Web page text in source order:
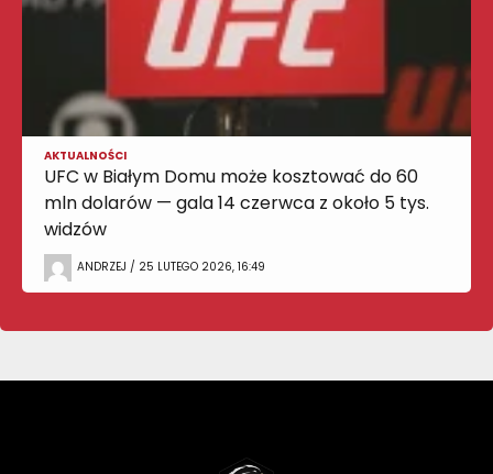
AKTUALNOŚCI
UFC w Białym Domu może kosztować do 60
mln dolarów — gala 14 czerwca z około 5 tys.
widzów
ANDRZEJ / 25 LUTEGO 2026, 16:49